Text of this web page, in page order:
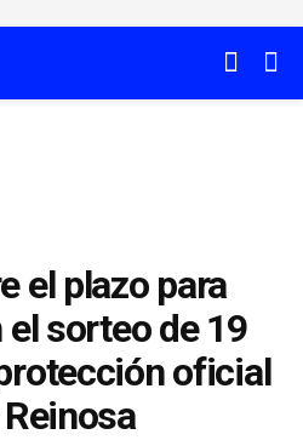
el plazo para
sorteo de 19
oficial